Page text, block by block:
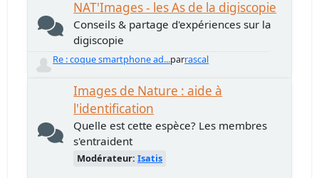
NAT'Images - les As de la digiscopie
Conseils & partage d'expériences sur la
digiscopie
Re : coque smartphone ad...parrascal
Images de Nature : aide à
l'identification
Quelle est cette espèce? Les membres
s'entraident
Modérateur:Isatis